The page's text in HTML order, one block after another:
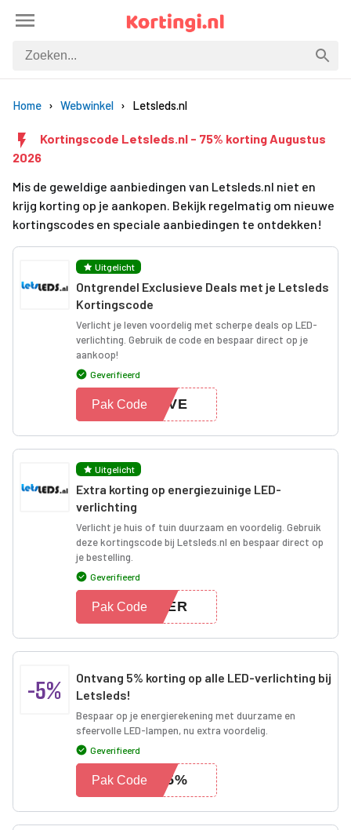
Home Webwinkel Letsleds.nl
Kortingscode Letsleds.nl - 75% korting Augustus
2026
Mis de geweldige aanbiedingen van Letsleds.nl niet en
krijg korting op je aankopen. Bekijk regelmatig om nieuwe
kortingscodes en speciale aanbiedingen te ontdekken!
Uitgelicht
Ontgrendel Exclusieve Deals met je Letsleds
Kortingscode
Verlicht je leven voordelig met scherpe deals op LED-
verlichting. Gebruik de code en bespaar direct op je
aankoop!
Geverifieerd
SAVE
Pak Code
Uitgelicht
Extra korting op energiezuinige LED-
verlichting
Verlicht je huis of tuin duurzaam en voordelig. Gebruik
deze kortingscode bij Letsleds.nl en bespaar direct op
je bestelling.
Geverifieerd
FFER
Pak Code
-5%
Ontvang 5% korting op alle LED-verlichting bij
Letsleds!
Bespaar op je energierekening met duurzame en
sfeervolle LED-lampen, nu extra voordelig.
Geverifieerd
K-5%
Pak Code